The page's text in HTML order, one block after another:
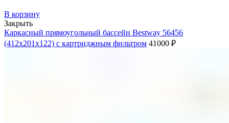
В корзину
Закрыть
Каркасный прямоугольный бассейн Bestway 56456
(412х201х122) с картриджным фильтром 41000 ₽